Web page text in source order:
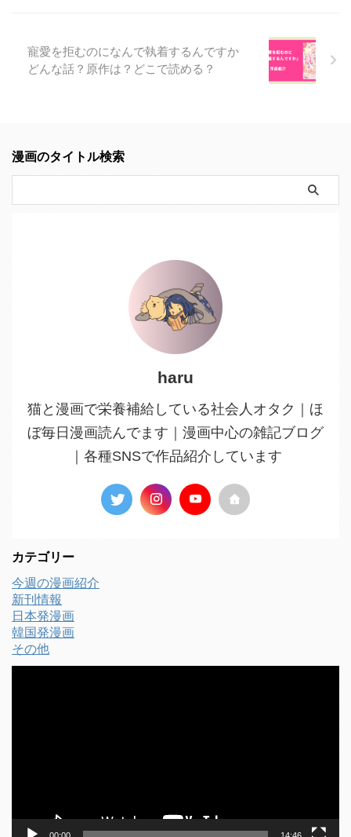
寵愛を拒むのになんで執着するんですか
どんな話？原作は？どこで読める？
漫画のタイトル検索
haru
猫と漫画で栄養補給している社会人オタク｜ほ
ぼ毎日漫画読んでます｜漫画中心の雑記ブログ
｜各種SNSで作品紹介しています
カテゴリー
今週の漫画紹介
新刊情報
日本発漫画
韓国発漫画
その他